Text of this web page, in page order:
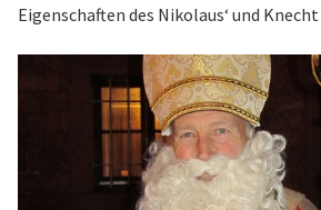
Eigenschaften des Nikolaus‘ und